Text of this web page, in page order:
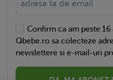
Confirm ca am peste
Qbebe.ro sa colecteze
newslettere si e-mail-uri